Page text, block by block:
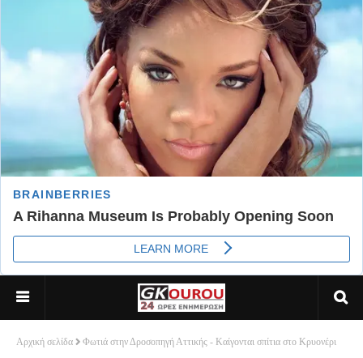
Αρχική σελίδα Φωτιά στην Δροσοπηγή Αττικής - Καίγονται σπίτια στο Κρυονέρι